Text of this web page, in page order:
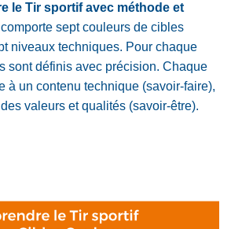
le Tir sportif avec méthode et
sept couleurs de cibles
niveaux techniques. Pour chaque
sont définis avec précision. Chaque
à un contenu technique (savoir-faire),
valeurs et qualités (savoir-être).